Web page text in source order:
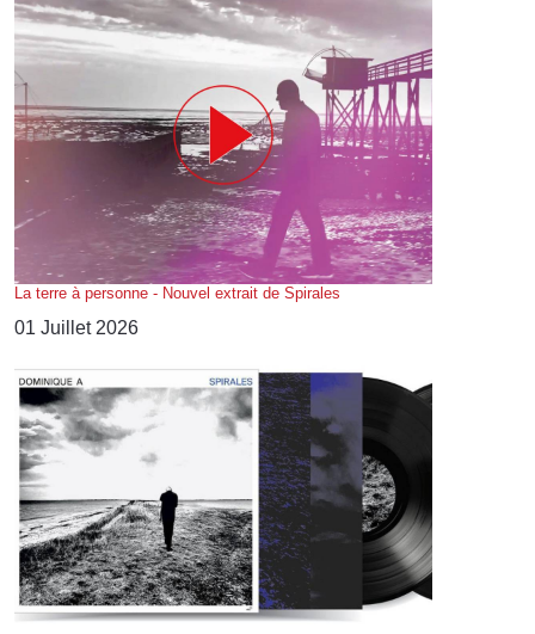
La terre à personne - Nouvel extrait de Spirales
01 Juillet 2026